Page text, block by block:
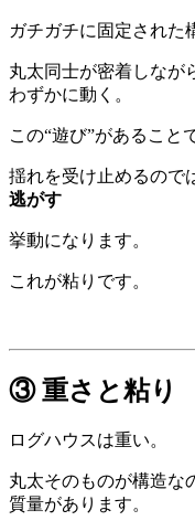
ガチガチに固定された
丸太同士が密着しなが
わずかに動く。
この“遊び”があること
揺れを受け止めるので
逃がす
挙動になります。
これが粘りです。
③ 重さと粘り
ログハウスは重い。
丸太そのものが構造な
質量があります。